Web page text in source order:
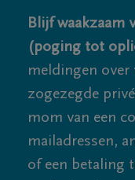
Blijf waakzaam
(poging tot
meldingen over
zogezegde
mom van een
mailadressen,
of een betaling